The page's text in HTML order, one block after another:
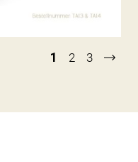
1 2 3